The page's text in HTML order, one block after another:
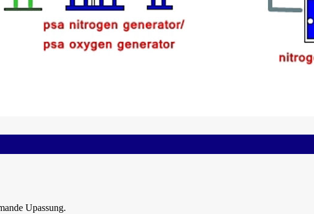
Upassung.